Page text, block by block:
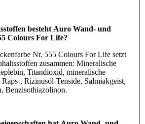
besteht Auro Wand- und
Colours For Life?
Nr. 555 Colours For Life setzt
zusammen: Mineralische
Titandioxid, mineralische
, Rizinusöl-Tenside, Salmiakgeist,
Benzisothiazolinon.